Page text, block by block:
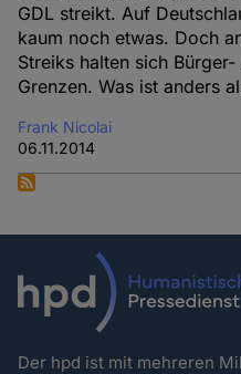
GDL streikt. Auf
kaum noch etwas. Doch
Streiks halten sich
Grenzen. Was ist anders
Frank Nicolai
06.11.2014
Der hpd ist mit mehreren